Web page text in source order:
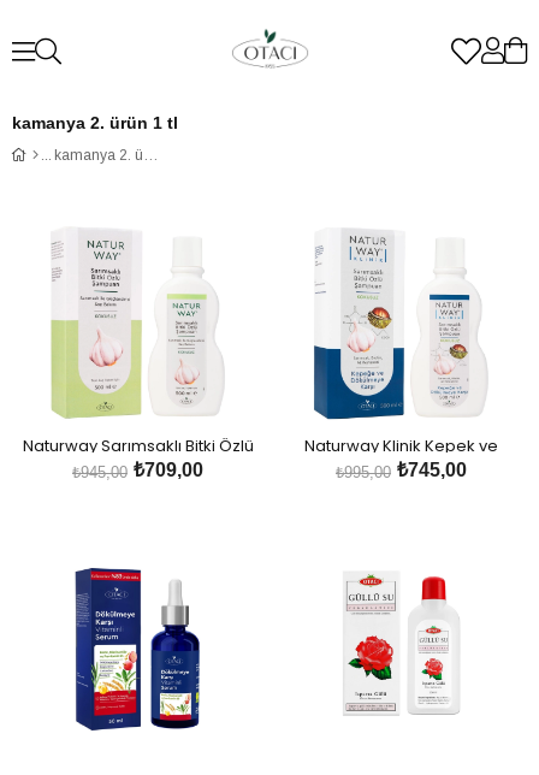
kamanya 2. ürün 1 tl
kamanya 2. ürün 1 tl
Naturway Sarımsaklı Bitki Özlü
Şampuan
₺709,00
₺945,00
Naturway Klinik Kepek ve
Dökülme Karşıtı Sarımsaklı
₺745,00
₺995,00